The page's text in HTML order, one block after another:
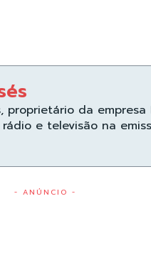
proprietário da
e televisão na
- ANÚNCIO -